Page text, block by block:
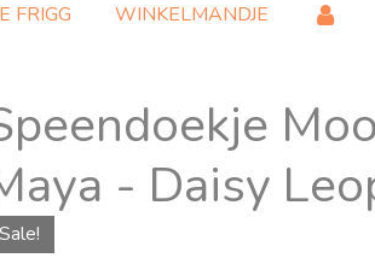
FRIGG WINKELMANDJE
- Daisy
Sale!